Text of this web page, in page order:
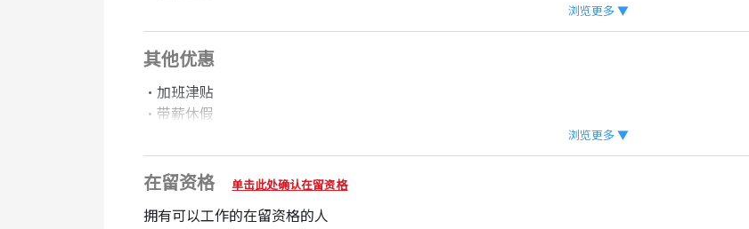
・有社员食堂
・开车通勤OK
・摩托通勤OK
在线面试OK
浏览更多 ▼
其他优惠
・加班津贴
・带薪休假
欢迎
有经验者优先 无需经验
浏览更多 ▼
在留资格 单击此处确认在留资格
拥有可以工作的在留资格的人